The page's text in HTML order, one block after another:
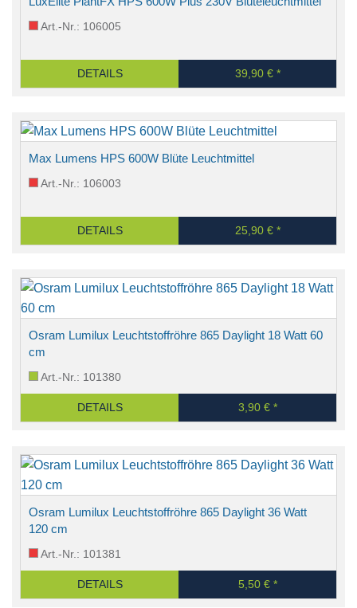
Art.-Nr.: 106005
DETAILS 39,90 € *
Max Lumens HPS 600W Blüte Leuchtmittel
Art.-Nr.: 106003
DETAILS 25,90 € *
Osram Lumilux Leuchtstoffröhre 865 Daylight 18 Watt 60
cm
Art.-Nr.: 101380
DETAILS 3,90 € *
Osram Lumilux Leuchtstoffröhre 865 Daylight 36 Watt
120 cm
Art.-Nr.: 101381
DETAILS 5,50 € *